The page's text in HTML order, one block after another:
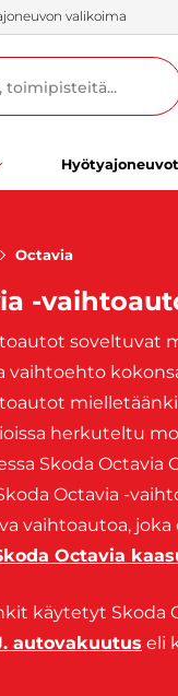
valikoima
Hyötyajoneuvot
Octavia
-
soveltuvat
vaihtoehto
herkuteltu
Skoda Octavia
Octavia -
vaihtoautoa,
Octavia
käytetyt Skoda
autovakuutus eli